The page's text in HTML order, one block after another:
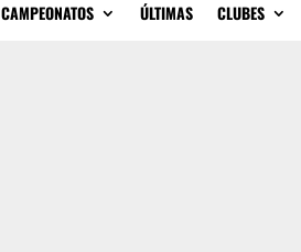
CAMPEONATOS ÚLTIMAS CLUBES